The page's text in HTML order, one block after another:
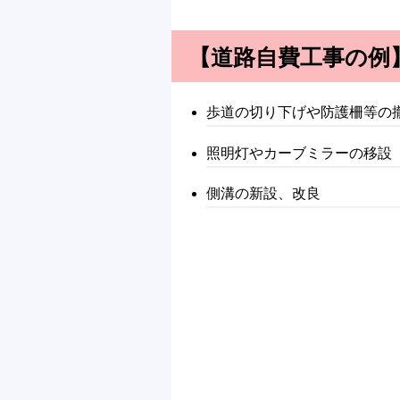
【道路自費工事の例
歩道の切り下げや防護柵等の
照明灯やカーブミラーの移設
側溝の新設、改良